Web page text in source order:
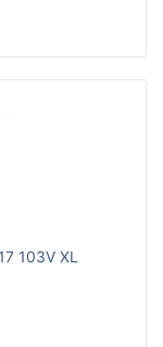
103V XL